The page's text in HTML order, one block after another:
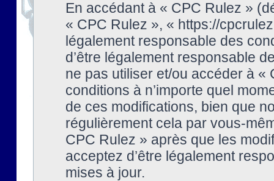
En accédant à « CPC Rulez »
« CPC Rulez », « https://
légalement responsable des
d’être légalement responsable
ne pas utiliser et/ou accéder à
conditions à n’importe quel
de ces modifications, bien que
régulièrement cela par vous-
CPC Rulez » après que les
acceptez d’être légalement
mises à jour.